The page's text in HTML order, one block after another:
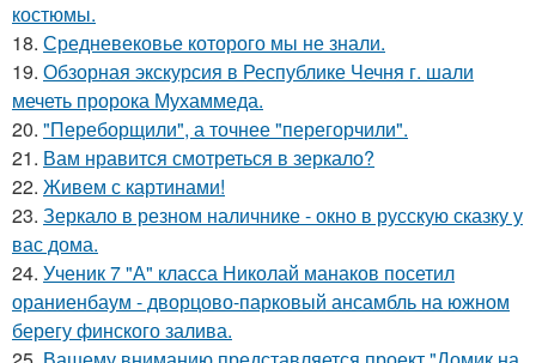
костюмы.
18. Средневековье которого мы не знали.
19. Обзорная экскурсия в Республике Чечня г. шали
мечеть пророка Мухаммеда.
20. "Переборщили", а точнее "перегорчили".
21. Вам нравится смотреться в зеркало?
22. Живем с картинами!
23. Зеркало в резном наличнике - окно в русскую сказку у
вас дома.
24. Ученик 7 "А" класса Николай манаков посетил
ораниенбаум - дворцово-парковый ансамбль на южном
берегу финского залива.